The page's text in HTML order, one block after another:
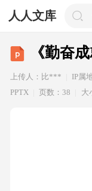
人人文库
《勤奋
上传人：比*** IP属
PPTX
页数：38 大